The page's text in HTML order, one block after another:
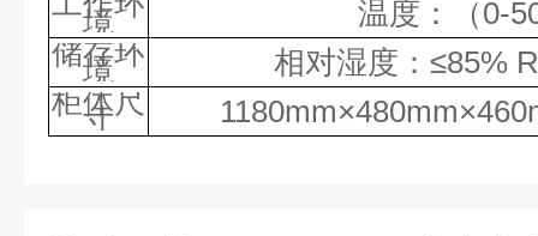
境 温度：（0-
储存环
境 相对湿度： ≤85%
柜体尺
寸 1180mm×480mm×460